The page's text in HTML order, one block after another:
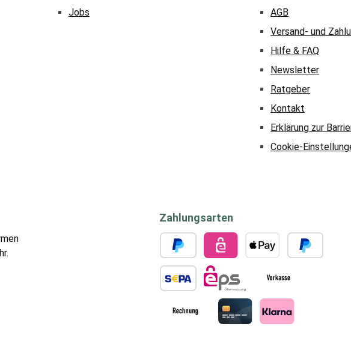
Jobs
AGB
Versand- und
Hilfe & FAQ
Newsletter
Ratgeber
Kontakt
Erklärung zur
Cookie-
Zahlungsarten
PayPal eps
SEPA Lastschrift Vorkasse